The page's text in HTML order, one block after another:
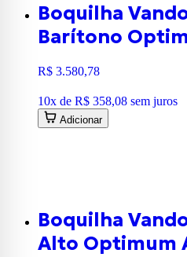
Boquilha
Barítono
R$ 3.580,78
10x de R$ 358,08 sem juros
Adicionar
Boquilha
Alto Optimum